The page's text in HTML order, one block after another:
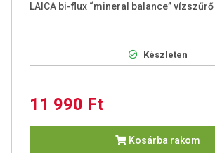
LAICA bi-flux “mineral balance”
Készleten
11 990 Ft
Kosárba rakom